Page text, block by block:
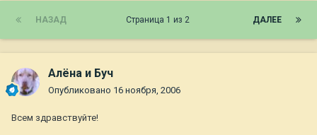
НАЗАД ДАЛЕЕ
Страница 1 из 2
Алёна и Буч
Опубликовано 16 ноября, 2006
Всем здравствуйте!